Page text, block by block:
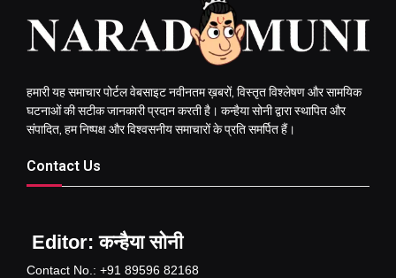
हमारी यह समाचार पोर्टल वेबसाइट नवीनतम ख़बरों, विस्तृत विश्लेषण और सामयिक
घटनाओं की सटीक जानकारी प्रदान करती है। कन्हैया सोनी द्वारा स्थापित और
संपादित, हम निष्पक्ष और विश्वसनीय समाचारों के प्रति समर्पित हैं।
Contact Us
Editor: कन्हैया सोनी
Contact No.: +91 89596 82168